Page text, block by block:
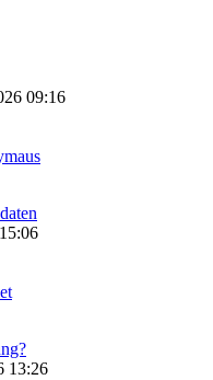
09:16
13:26